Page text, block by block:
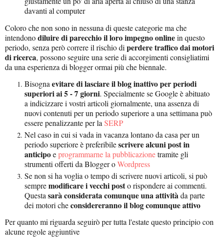
davanti al computer
Coloro che non sono in nessuna di queste categorie ma che
intendonodiluire di parecchio il loro impegno onlinein questo
periodo, senza però correre il rischio di perdere traffico dai motori
di ricerca, possono seguire una serie di accorgimenti consigliatimi
da una esperienza di blogger ormai più che biennale.
Bisognaevitare di lasciare il blog inattivo per periodi
superiori ai 5 - 7 giorni. Specialmente se Google è abituato
a indicizzare i vostri articoli giornalmente, una assenza di
nuovi contenuti per un periodo superiore a una settimana può
essere penalizzante per laSERP
Nel caso in cui si vada in vacanza lontano da casa per un
periodo superiore è preferibilescrivere alcuni post in
anticipoeprogrammarne la pubblicazionetramite gli
strumenti offerti da Blogger oWordpress
Se non si ha voglia o tempo di scrivere nuovi articoli, si può
sempremodificare i vecchi posto rispondere ai commenti.
Questa sarà considerata comunque una attivitàda parte
dei motori checonsidereranno il blog comunque attivo
Per quanto mi riguarda seguirò per tutta l'estate questo principio con
alcune regole aggiuntive